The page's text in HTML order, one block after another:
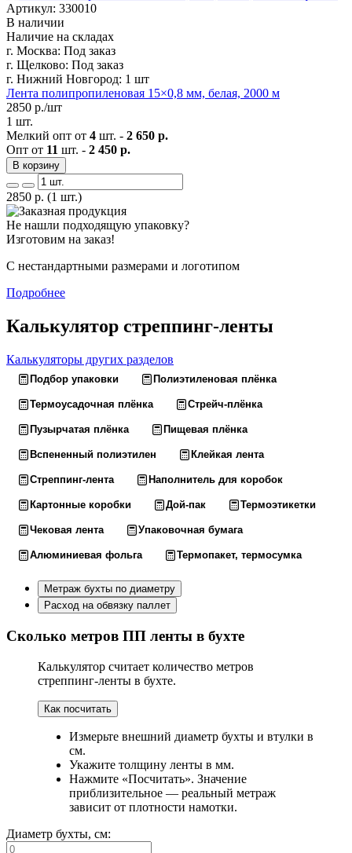
Артикул: 330010
В наличии
Наличие на складах
г. Москва: Под заказ
г. Щелково: Под заказ
г. Нижний Новгород: 1 шт
Лента полипропиленовая 15×0,8 мм, белая, 2000 м
2850 р./шт
1 шт.
Мелкий опт от 4 шт. - 2 650 р.
Опт от 11 шт. - 2 450 р.
В корзину
2850 р. (1 шт.)
Не нашли подходящую упаковку?
Изготовим на заказ!
С нестандартными размерами и логотипом
Подробнее
Калькулятор стреппинг-ленты
Калькуляторы других разделов
Подбор упаковки Полиэтиленовая плёнка
Термоусадочная плёнка Стрейч-плёнка
Пузырчатая плёнка Пищевая плёнка
Вспененный полиэтилен Клейкая лента
Стреппинг-лента Наполнитель для коробок
Картонные коробки Дой-пак Термоэтикетки
Чековая лента Упаковочная бумага
Алюминиевая фольга Термопакет, термосумка
Метраж бухты по диаметру
Расход на обвязку паллет
Сколько метров ПП ленты в бухте
Калькулятор считает количество метров
стреппинг-ленты в бухте.
Как посчитать
Измерьте внешний диаметр бухты и втулки в
см.
Укажите толщину ленты в мм.
Нажмите «Посчитать». Значение
приблизительное — реальный метраж
зависит от плотности намотки.
Диаметр бухты, см: